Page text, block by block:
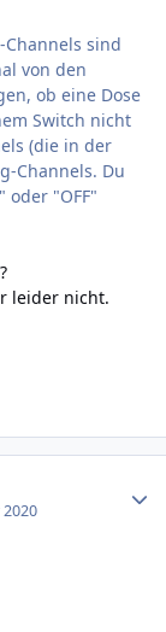
sind
von den
ob eine Dose
Switch nicht
(die in der
Channels. Du
oder "OFF"
leider nicht.
2020